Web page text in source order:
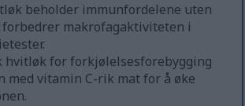
beholder immunfordelene uten
forbedrer makrofagaktiviteten i
hvitløk for forkjølelsesforebygging
med vitamin C-rik mat for å øke